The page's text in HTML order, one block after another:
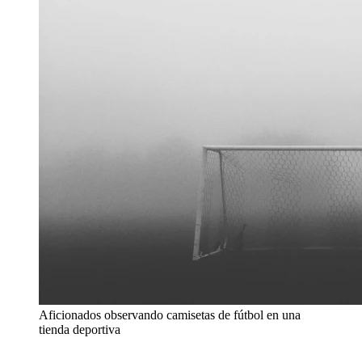
Aficionados observando camisetas de fútbol en una
tienda deportiva